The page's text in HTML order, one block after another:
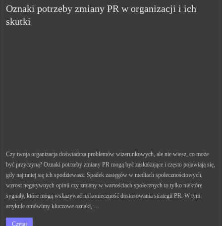
Oznaki potrzeby zmiany PR w organizacji i ich
skutki
Czy twoja organizacja doświadcza problemów wizerunkowych, ale nie wiesz, co może
być przyczyną? Oznaki potrzeby zmiany PR mogą być zaskakujące i często pojawiają się,
gdy najmniej się ich spodziewasz. Spadek zasięgów w mediach społecznościowych,
wzrost negatywnych opinii czy zmiany w wartościach społecznych to tylko niektóre
sygnały, które mogą wskazywać na konieczność dostosowania strategii PR. W tym
artykule omówimy kluczowe oznaki, …
Czytaj